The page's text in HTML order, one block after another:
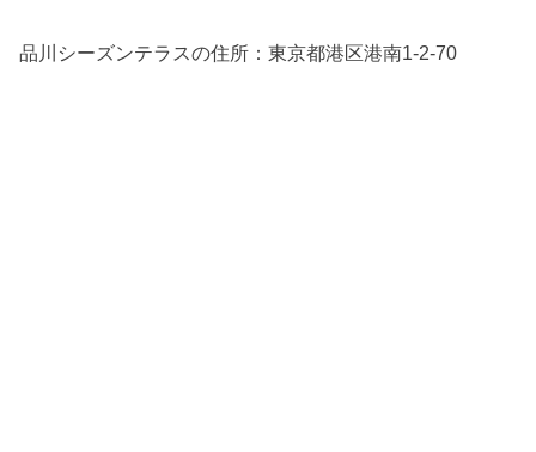
品川シーズンテラスの住所：東京都港区港南1-2-70